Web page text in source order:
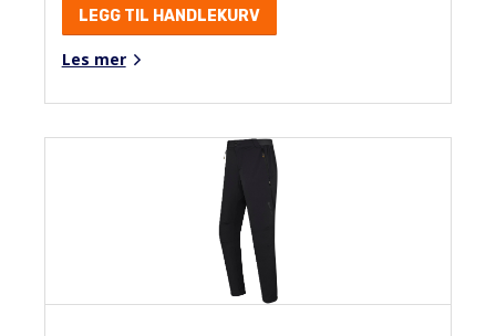
LEGG TIL HANDLEKURV
Les mer